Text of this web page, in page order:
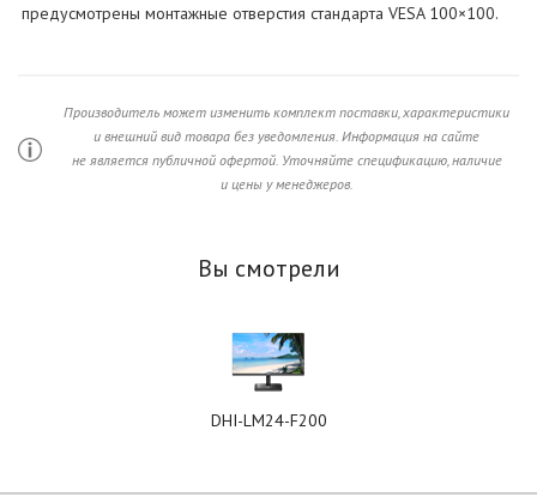
предусмотрены монтажные отверстия стандарта VESA 100×100.
Производитель может изменить комплект поставки, характеристики
и внешний вид товара без уведомления. Информация на сайте
не является публичной офертой. Уточняйте спецификацию, наличие
и цены у менеджеров.
Вы смотрели
DHI-LM24-F200